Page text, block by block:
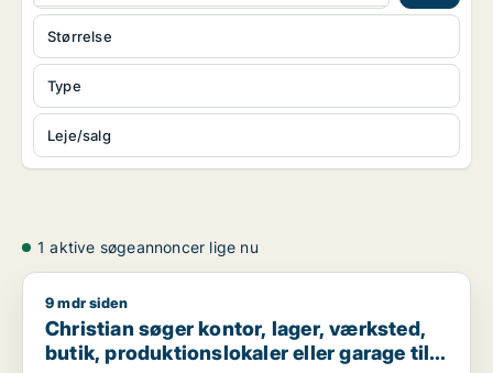
Type
Leje/salg
Størrelse
1 aktive søgeannoncer lige nu
Christian søger kontor, lager, værksted, butik,
9 mdr siden
Christian søger kontor, lager, værksted,
butik, produktionslokaler eller garage til